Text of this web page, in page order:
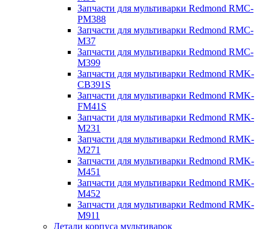
Запчасти для мультиварки Redmond RMC-
PM388
Запчасти для мультиварки Redmond RMC-
M37
Запчасти для мультиварки Redmond RMC-
M399
Запчасти для мультиварки Redmond RMK-
CB391S
Запчасти для мультиварки Redmond RMK-
FM41S
Запчасти для мультиварки Redmond RMK-
M231
Запчасти для мультиварки Redmond RMK-
M271
Запчасти для мультиварки Redmond RMK-
M451
Запчасти для мультиварки Redmond RMK-
M452
Запчасти для мультиварки Redmond RMK-
M911
Детали корпуса мультиварок